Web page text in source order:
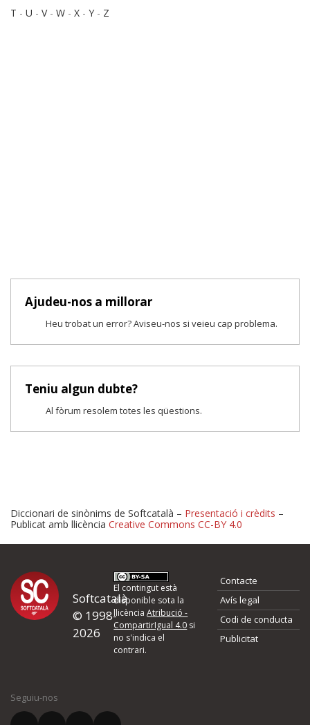
T - U - V- W - X - Y - Z
Ajudeu-nos a millorar
Heu trobat un error? Aviseu-nos si veieu cap problema.
Teniu algun dubte?
Al fòrum resolem totes les qüestions.
Proposeu-nos millores o
d'errors
Si heu trobat un error o voleu proposar alguna millora, ompliu els
quina és la millora que proposeu o l'error del qual voleu informar-
Diccionari de sinònims de Softcatalà – Presentació i crèdits –
Publicat amb llicència Creative Commons CC-BY 4.0
Softcatalà
© 1998-
2026
El contingut està
disponible sota la
llicènciaAtribució -
CompartirIgual 4.0 si
no s'indica el
contrari.
Contacte
Avís legal
Codi de conducta
Publicitat
Seguiu-nos